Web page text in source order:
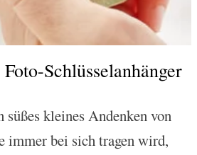
Schlüsselanhänger
süßes kleines Andenken von
immer bei sich tragen wird,